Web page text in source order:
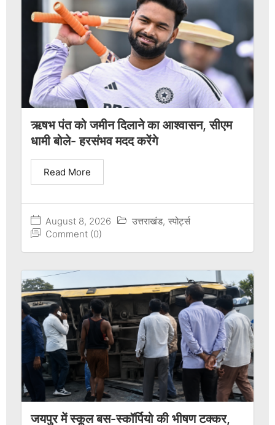
ऋषभ पंत को जमीन दिलाने का आश्वासन, सीएम
धामी बोले- हरसंभव मदद करेंगे
August 8, 2026 उत्तराखंड, स्पोर्ट्स
Comment (0)
Read More
जयपुर में स्कूल बस-स्कॉर्पियो की भीषण टक्कर,